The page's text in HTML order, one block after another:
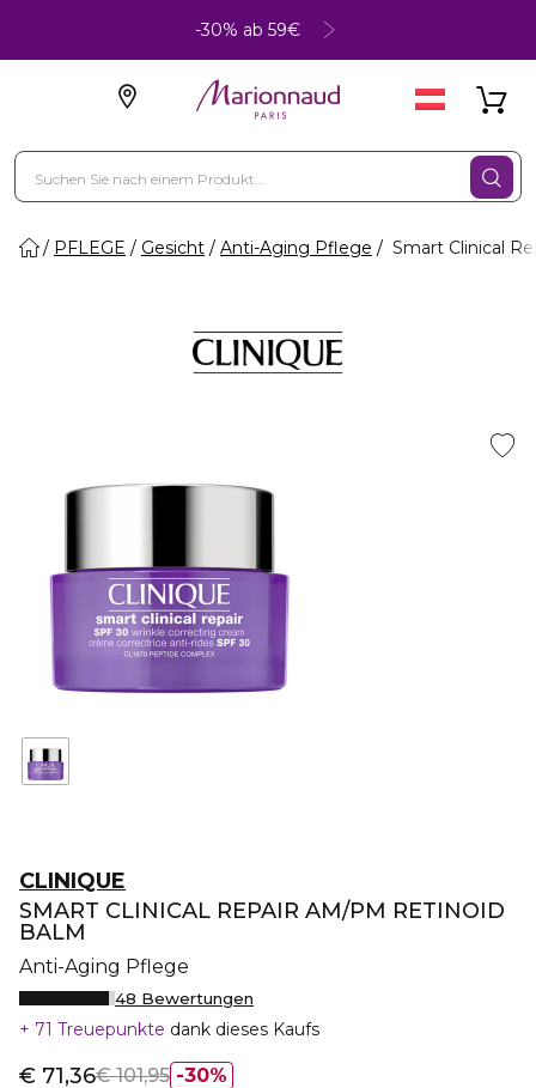
-30% ab 59€
PFLEGE Gesicht Anti-Aging Pflege Smart Clinical
CLINIQUE
SMART CLINICAL REPAIR AM/PM RETINOID
BALM
Anti-Aging Pflege
48 Bewertungen
71 Treuepunkte dank dieses Kaufs
30%
€ 71,36€ 101,95